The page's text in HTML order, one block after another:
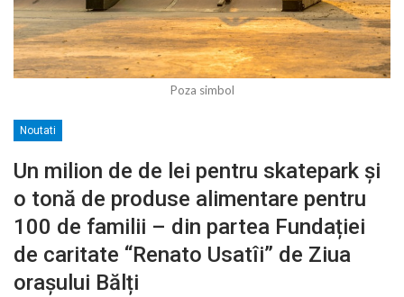
Poza simbol
Noutati
Un milion de de lei pentru skatepark și
o tonă de produse alimentare pentru
100 de familii – din partea Fundației
de caritate “Renato Usatîi” de Ziua
orașului Bălți